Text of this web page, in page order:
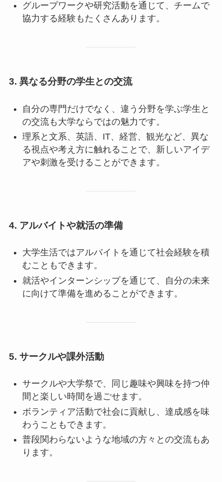
グループワークや研究活動を通じて、チームで
協力する経験もたくさんあります。
3. 異なる分野の学生との交流
自分の専門だけでなく、違う分野を学ぶ学生と
の交流も大学ならではの魅力です。
理系と文系、英語、IT、経営、観光など、異な
る視点や考え方に触れることで、新しいアイデ
アや刺激を受けることができます。
4. アルバイトや就活の準備
大学生活ではアルバイトを通じて社会経験を積
むこともできます。
就活やインターンシップを通じて、自分の未来
に向けて準備を進めることができます。
5. サークルや課外活動
サークルや大学祭で、同じ趣味や興味を持つ仲
間と楽しい時間を過ごせます。
ボランティア活動で社会に貢献し、達成感を味
わうこともできます。
普段関わらないような地域の方々との交流もあ
ります。